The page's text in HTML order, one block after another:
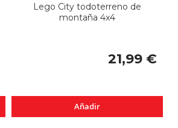
Lego City todoterreno de
montaña 4x4
21,99 €
Añadir